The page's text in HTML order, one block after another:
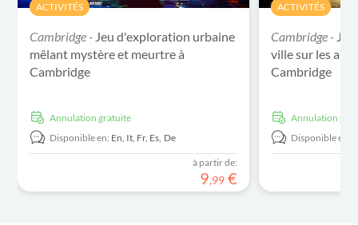
ACTIVITÉS
Cambridge - Jeu d'exploration urbaine
mêlant mystère et meurtre à
Cambridge
Annulation gratuite
Disponible en: En, It, Fr, Es, De
à partir de:
9,99 €
ACTIVITÉS
Cambridge -
ville sur les
Cambridge
Annulation
Disponible en: